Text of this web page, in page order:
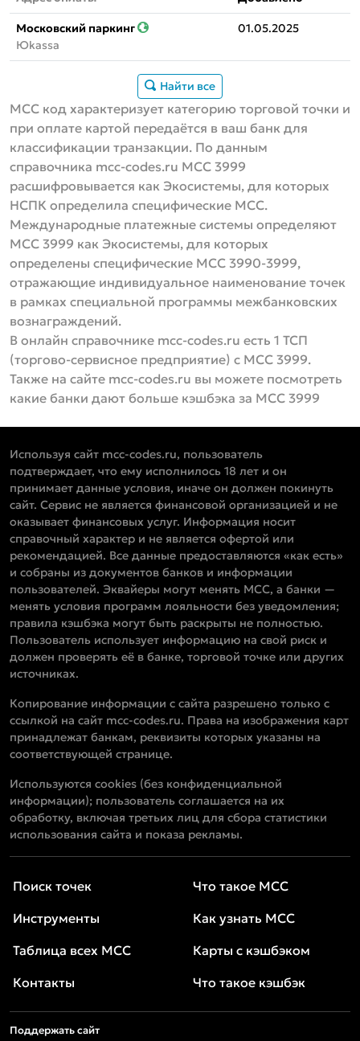
Московский паркинг
Юkassa
01.05.2025
Найти все
MCC код характеризует категорию торговой точки и
при оплате картой передаётся в ваш банк для
классификации транзакции. По данным
справочника mcc-codes.ru MCC 3999
расшифровывается как Экосистемы, для которых
НСПК определила специфические MCC.
Международные платежные системы определяют
МСС 3999 как Экосистемы, для которых
определены специфические MCC 3990-3999,
отражающие индивидуальное наименование точек
в рамках специальной программы межбанковских
вознаграждений.
В онлайн справочнике mcc-codes.ru есть 1 ТСП
(торгово-сервисное предприятие) с MCC 3999.
Также на сайте mcc-codes.ru вы можете посмотреть
какие банки дают больше кэшбэка за MCC 3999
Используя сайт mcc-codes.ru, пользователь
подтверждает, что ему исполнилось 18 лет и он
принимает данные условия, иначе он должен покинуть
сайт. Сервис не является финансовой организацией и не
оказывает финансовых услуг. Информация носит
справочный характер и не является офертой или
рекомендацией. Все данные предоставляются «как есть»
и собраны из документов банков и информации
пользователей. Эквайеры могут менять MCC, а банки —
менять условия программ лояльности без уведомления;
правила кэшбэка могут быть раскрыты не полностью.
Пользователь использует информацию на свой риск и
должен проверять её в банке, торговой точке или других
источниках.
Копирование информации с сайта разрешено только с
ссылкой на сайт mcc-codes.ru. Права на изображения карт
принадлежат банкам, реквизиты которых указаны на
соответствующей странице.
Используются cookies (без конфиденциальной
информации); пользователь соглашается на их
обработку, включая третьих лиц для сбора статистики
использования сайта и показа рекламы.
Поиск точек
Инструменты
Таблица всех MCC
Контакты
Что такое MCC
Как узнать MCC
Карты с кэшбэком
Что такое кэшбэк
Поддержать сайт